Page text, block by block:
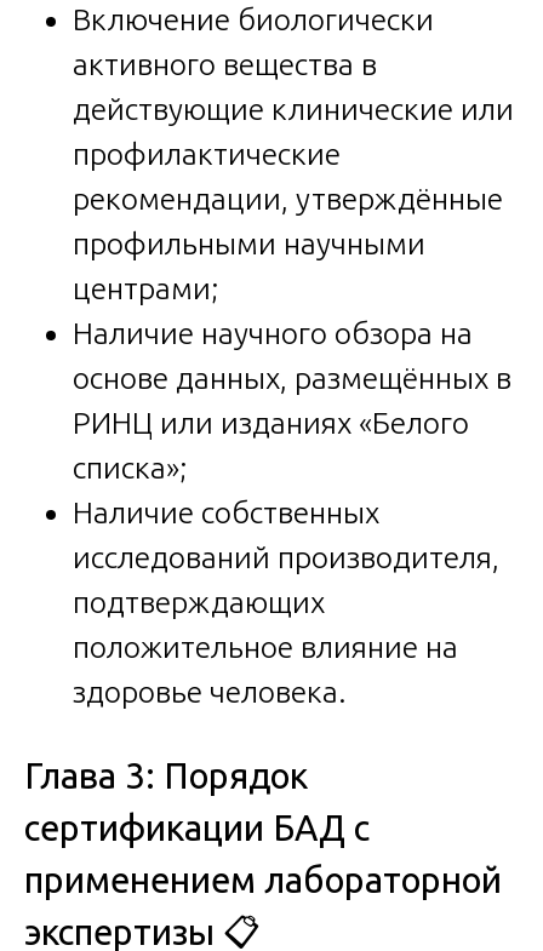
Включение биологически
активного вещества в
действующие клинические или
профилактические
рекомендации, утверждённые
профильными научными
центрами;
Наличие научного обзора на
основе данных, размещённых в
РИНЦ или изданиях «Белого
списка»;
Наличие собственных
исследований производителя,
подтверждающих
положительное влияние на
здоровье человека.
Глава 3: Порядок
сертификации БАД с
применением лабораторной
экспертизы 📋